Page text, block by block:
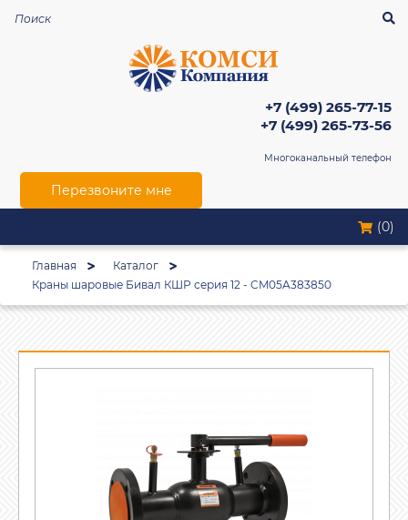
+7 (499) 265-77-15
+7 (499) 265-73-56
Многоканальный телефон
Перезвоните мне
(0)
Главная
Каталог
Краны шаровые Бивал КШР серия 12 - CM05A383850